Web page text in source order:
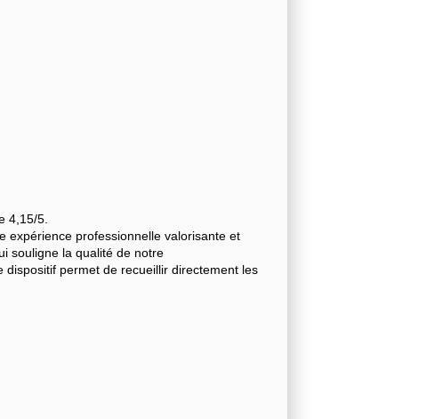
4,15/5.
expérience professionnelle valorisante et
souligne la qualité de notre
permet de recueillir directement les